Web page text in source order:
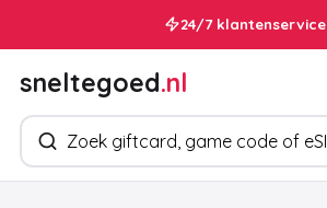
24/7 klantenservice
sneltegoed.nl
Zoek producten